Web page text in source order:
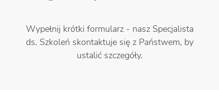
Wypełnij krótki formularz - nasz Specjalista
ds. Szkoleń skontaktuje się z Państwem, by
ustalić szczegóły.